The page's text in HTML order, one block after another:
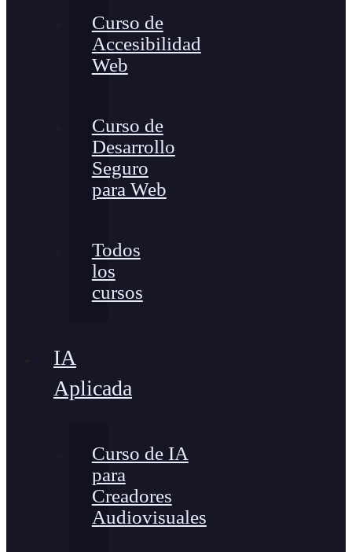
Curso de
Accesibilidad
Web
Curso de
Desarrollo
Seguro
para Web
Todos
los
cursos
IA
Aplicada
Curso de IA
para
Creadores
Audiovisuales